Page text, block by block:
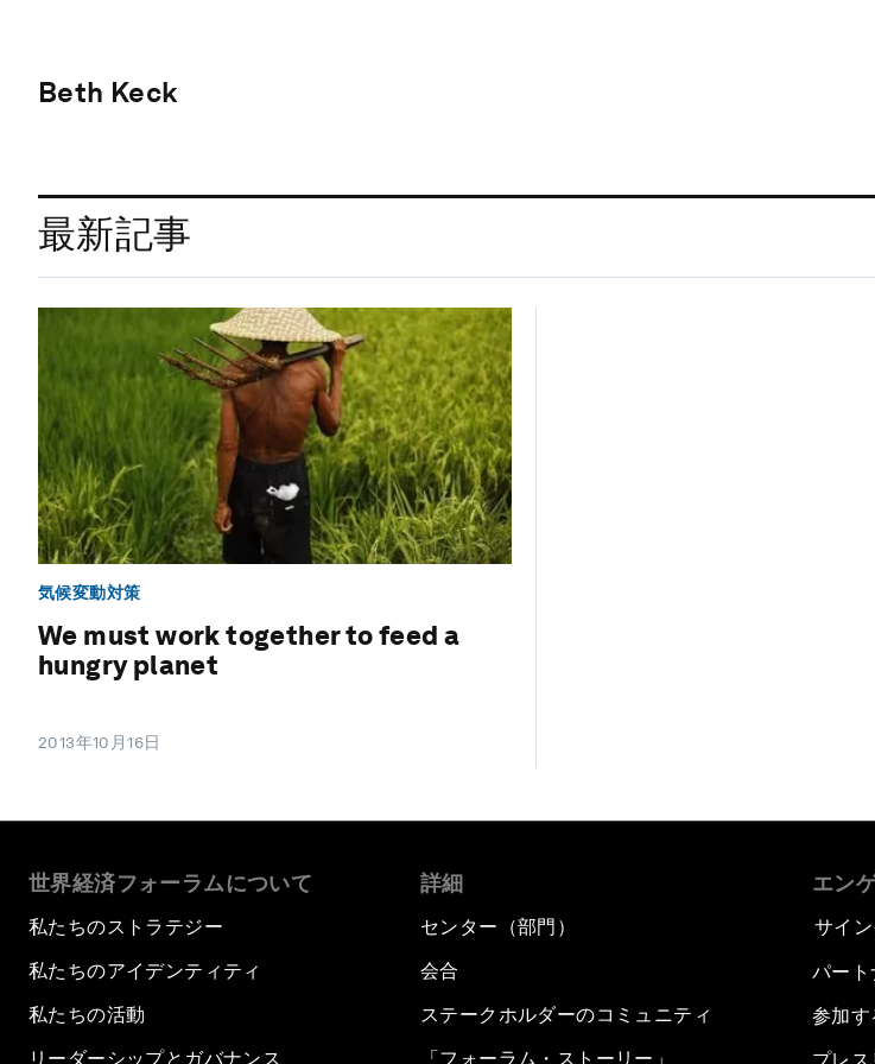
Beth Keck
最新記事
気候変動対策
We must work together to feed a
hungry planet
2013年10月16日
世界経済フォーラムについて
私たちのストラテジー
私たちのアイデンティティ
私たちの活動
リーダーシップとガバナンス
詳細
センター（部門）
会合
ステークホルダーのコミュニティ
「フォーラム・ストーリー」
エン
サイ
パート
参加す